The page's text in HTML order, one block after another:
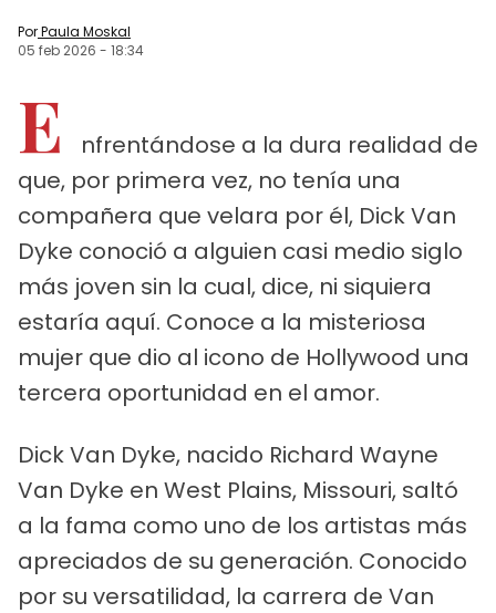
PorPaula Moskal
05 feb 2026 - 18:34
E
nfrentándose a la dura realidad de
que, por primera vez, no tenía una
compañera que velara por él, Dick Van
Dyke conoció a alguien casi medio siglo
más joven sin la cual, dice, ni siquiera
estaría aquí. Conoce a la misteriosa
mujer que dio al icono de Hollywood una
tercera oportunidad en el amor.
Dick Van Dyke, nacido Richard Wayne
Van Dyke en West Plains, Missouri, saltó
a la fama como uno de los artistas más
apreciados de su generación. Conocido
por su versatilidad, la carrera de Van